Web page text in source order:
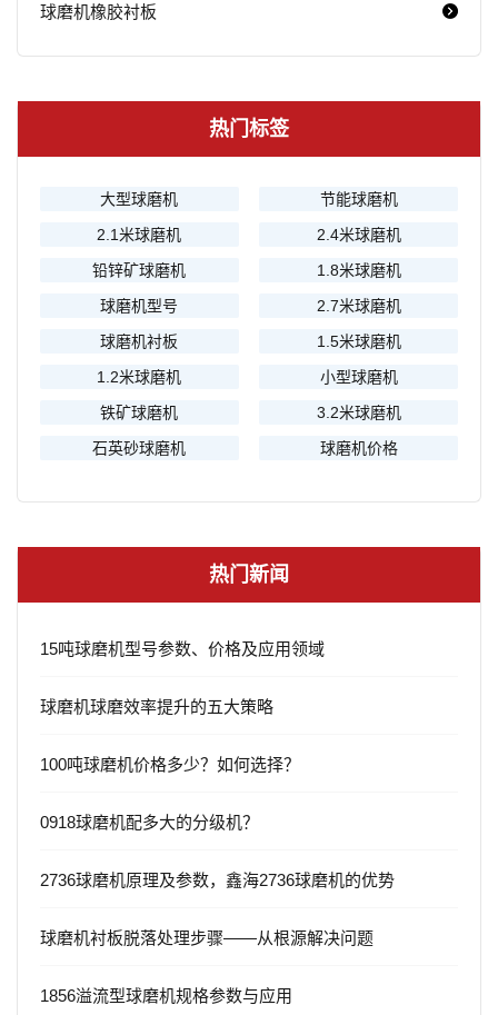
球磨机橡胶衬板
热门标签
大型球磨机
节能球磨机
2.1米球磨机
2.4米球磨机
铅锌矿球磨机
1.8米球磨机
球磨机型号
2.7米球磨机
球磨机衬板
1.5米球磨机
1.2米球磨机
小型球磨机
铁矿球磨机
3.2米球磨机
石英砂球磨机
球磨机价格
热门新闻
15吨球磨机型号参数、价格及应用领域
球磨机球磨效率提升的五大策略
100吨球磨机价格多少？如何选择？
0918球磨机配多大的分级机？
2736球磨机原理及参数，鑫海2736球磨机的优势
球磨机衬板脱落处理步骤——从根源解决问题
1856溢流型球磨机规格参数与应用